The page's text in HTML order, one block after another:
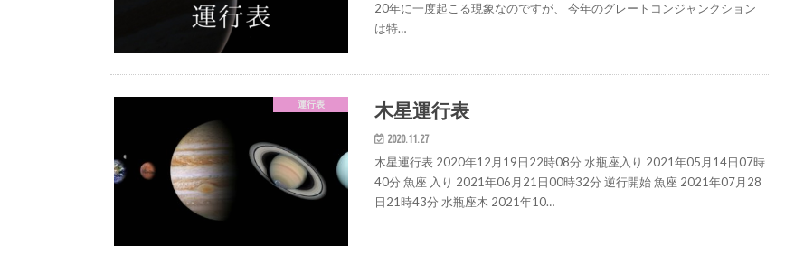
20年に一度起こる現象なのですが、 今年のグレートコンジャンクション
は特…
運行表 木星運行表
2020.11.27
木星運行表 2020年12月19日22時08分 水瓶座入り 2021年05月14日07時
40分 魚座 入り 2021年06月21日00時32分 逆行開始 魚座 2021年07月28
日21時43分 水瓶座木 2021年10…